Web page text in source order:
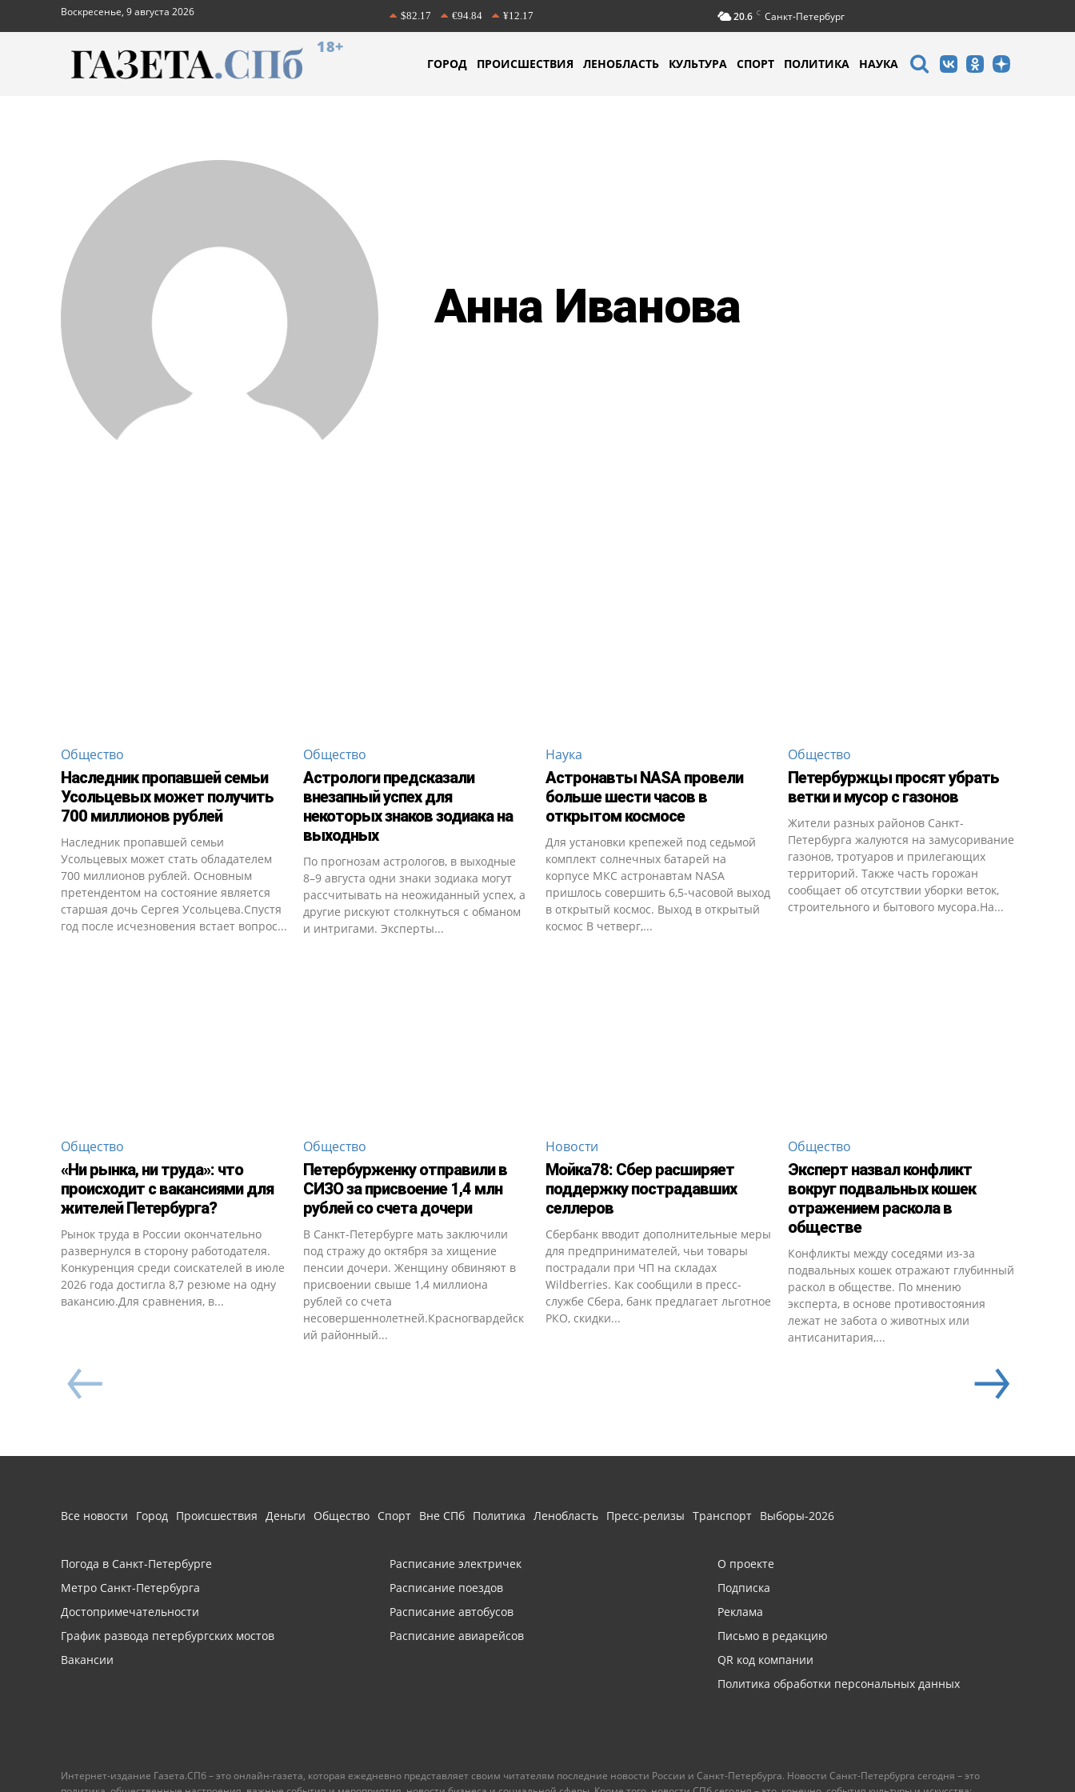
Воскресенье, 9 августа 2026 $82.17 €94.84 ¥12.17 20.6 C Санкт-Петербург
18+
ГОРОД ПРОИСШЕСТВИЯ ЛЕНОБЛАСТЬ КУЛЬТУРА СПОРТ ПОЛИТИКА НАУКА
Анна Иванова
Общество
Наследник пропавшей семьи
Усольцевых может получить
700 миллионов рублей
Наследник пропавшей семьи
Усольцевых может стать обладателем
700 миллионов рублей. Основным
претендентом на состояние является
старшая дочь Сергея Усольцева.Спустя
год после исчезновения встает вопрос...
Общество
Астрологи предсказали
внезапный успех для
некоторых знаков зодиака на
выходных
По прогнозам астрологов, в выходные
8–9 августа одни знаки зодиака могут
рассчитывать на неожиданный успех, а
другие рискуют столкнуться с обманом
и интригами. Эксперты...
Наука
Астронавты NASA провели
больше шести часов в
открытом космосе
Для установки крепежей под седьмой
комплект солнечных батарей на
корпусе МКС астронавтам NASA
пришлось совершить 6,5-часовой выход
в открытый космос. Выход в открытый
космос В четверг,...
Общество
Петербуржцы просят убрать
ветки и мусор с газонов
Жители разных районов Санкт-
Петербурга жалуются на замусоривание
газонов, тротуаров и прилегающих
территорий. Также часть горожан
сообщает об отсутствии уборки веток,
строительного и бытового мусора.На...
Общество
«Ни рынка, ни труда»: что
происходит с вакансиями для
жителей Петербурга?
Рынок труда в России окончательно
развернулся в сторону работодателя.
Конкуренция среди соискателей в июле
2026 года достигла 8,7 резюме на одну
вакансию.Для сравнения, в...
Общество
Петербурженку отправили в
СИЗО за присвоение 1,4 млн
рублей со счета дочери
В Санкт-Петербурге мать заключили
под стражу до октября за хищение
пенсии дочери. Женщину обвиняют в
присвоении свыше 1,4 миллиона
рублей со счета
несовершеннолетней.Красногвардейск
ий районный...
Новости
Мойка78: Сбер расширяет
поддержку пострадавших
селлеров
Сбербанк вводит дополнительные меры
для предпринимателей, чьи товары
пострадали при ЧП на складах
Wildberries. Как сообщили в пресс-
службе Сбера, банк предлагает льготное
РКО, скидки...
Общество
Эксперт назвал конфликт
вокруг подвальных кошек
отражением раскола в
обществе
Конфликты между соседями из-за
подвальных кошек отражают глубинный
раскол в обществе. По мнению
эксперта, в основе противостояния
лежат не забота о животных или
антисанитария,...
Все новости Город Происшествия Деньги Общество Спорт Вне СПб Политика Ленобласть Пресс-релизы Транспорт Выборы-2026
Погода в Санкт-Петербурге
Метро Санкт-Петербурга
Достопримечательности
График развода петербургских мостов
Вакансии
Расписание электричек
Расписание поездов
Расписание автобусов
Расписание авиарейсов
О проекте
Подписка
Реклама
Письмо в редакцию
QR код компании
Политика обработки персональных данных
Интернет-издание Газета.СПб – это онлайн-газета, которая ежедневно представляет своим читателям последние новости России и Санкт-Петербурга. Новости Санкт-Петербурга сегодня – это